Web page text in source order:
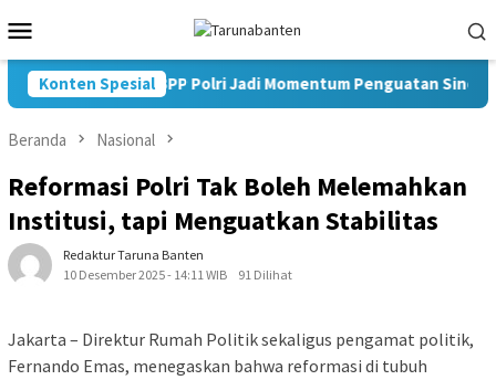
ke
kontenMobile
Konten Spesial
Pelantikan KBPP Polri Jadi Momentum Penguatan Sinergi
Beranda Nasional
Reformasi Polri Tak Boleh Melemahkan
Institusi, tapi Menguatkan Stabilitas
Redaktur Taruna Banten
10 Desember 2025 - 14:11 WIB
91 Dilihat
Jakarta – Direktur Rumah Politik sekaligus pengamat politik,
Fernando Emas, menegaskan bahwa reformasi di tubuh